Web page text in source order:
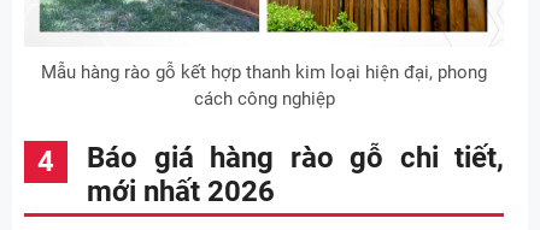
Mẫu hàng rào gỗ kết hợp thanh kim loại hiện đại, phong
cách công nghiệp
Báo giá hàng rào gỗ chi tiết,
mới nhất 2026